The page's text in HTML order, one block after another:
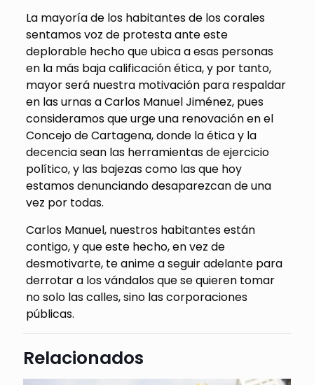
La mayoría de los habitantes de los corales
sentamos voz de protesta ante este
deplorable hecho que ubica a esas personas
en la más baja calificación ética, y por tanto,
mayor será nuestra motivación para respaldar
en las urnas a Carlos Manuel Jiménez, pues
consideramos que urge una renovación en el
Concejo de Cartagena, donde la ética y la
decencia sean las herramientas de ejercicio
político, y las bajezas como las que hoy
estamos denunciando desaparezcan de una
vez por todas.
Carlos Manuel, nuestros habitantes están
contigo, y que este hecho, en vez de
desmotivarte, te anime a seguir adelante para
derrotar a los vándalos que se quieren tomar
no solo las calles, sino las corporaciones
públicas.
Relacionados